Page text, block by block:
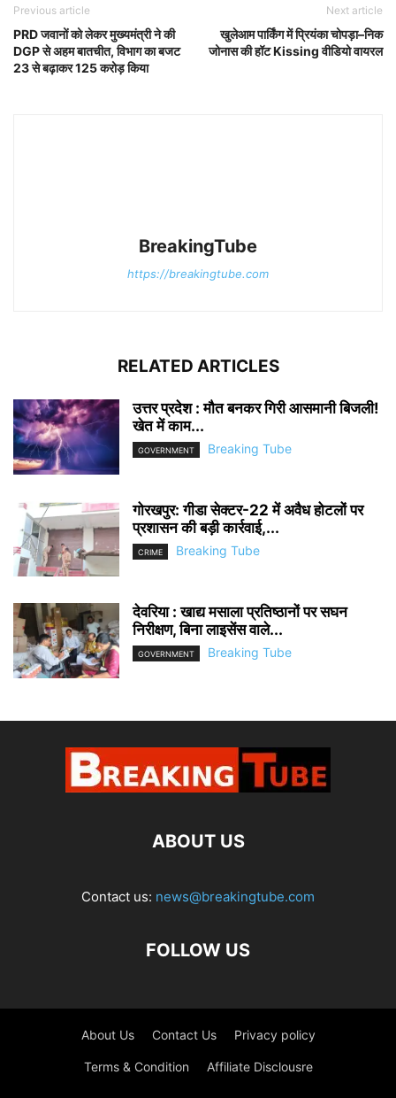
Previous article
PRD जवानों को लेकर मुख्यमंत्री ने की
DGP से अहम बातचीत, विभाग का बजट
23 से बढ़ाकर 125 करोड़ किया
Next article
खुलेआम पार्किंग में प्रियंका चोपड़ा–निक
जोनास की हॉट Kissing वीडियो वायरल
BreakingTube
https://breakingtube.com
RELATED ARTICLES
उत्तर प्रदेश : मौत बनकर गिरी आसमानी बिजली!
खेत में काम...
GOVERNMENT Breaking Tube
गोरखपुर: गीडा सेक्टर-22 में अवैध होटलों पर
प्रशासन की बड़ी कार्रवाई,...
CRIME Breaking Tube
देवरिया : खाद्य मसाला प्रतिष्ठानों पर सघन
निरीक्षण, बिना लाइसेंस वाले...
GOVERNMENT Breaking Tube
ABOUT US
Contact us: news@breakingtube.com
FOLLOW US
About Us Contact Us Privacy policy
Terms & Condition Affiliate Disclousre